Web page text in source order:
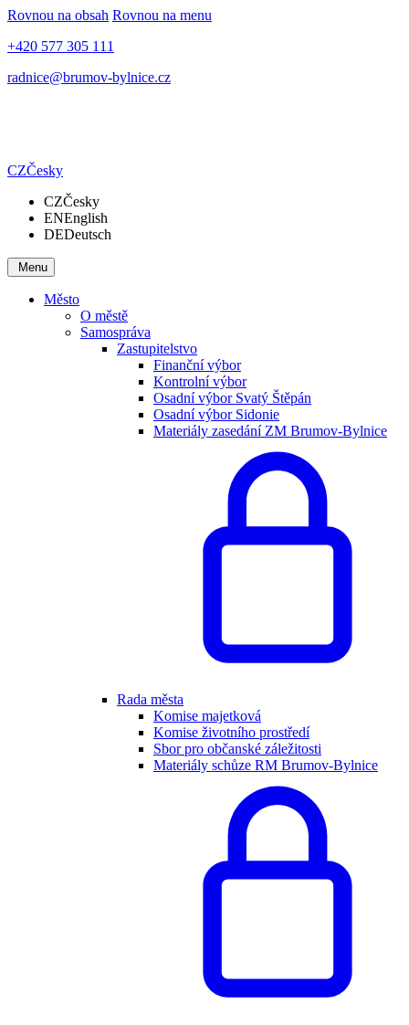
Rovnou na obsah Rovnou na menu
+420 577 305 111
radnice@brumov-bylnice.cz
CZČesky
CZČesky
ENEnglish
DEDeutsch
Menu
Město
O městě
Samospráva
Zastupitelstvo
Finanční výbor
Kontrolní výbor
Osadní výbor Svatý Štěpán
Osadní výbor Sidonie
Materiály zasedání ZM Brumov-Bylnice
Rada města
Komise majetková
Komise životního prostředí
Sbor pro občanské záležitosti
Materiály schůze RM Brumov-Bylnice